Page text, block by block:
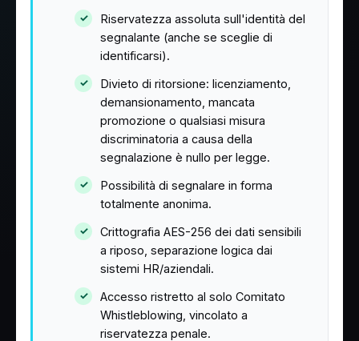
Riservatezza assoluta sull'identità del
segnalante (anche se sceglie di
identificarsi).
Divieto di ritorsione: licenziamento,
demansionamento, mancata
promozione o qualsiasi misura
discriminatoria a causa della
segnalazione è nullo per legge.
Possibilità di segnalare in forma
totalmente anonima.
Crittografia AES-256 dei dati sensibili
a riposo, separazione logica dai
sistemi HR/aziendali.
Accesso ristretto al solo Comitato
Whistleblowing, vincolato a
riservatezza penale.